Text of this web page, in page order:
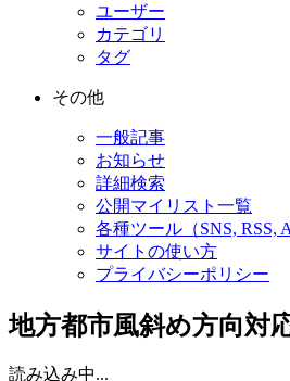
ユーザー
カテゴリ
タグ
その他
一般記事
お知らせ
詳細検索
公開マイリスト一覧
各種ツール（SNS, RSS,
サイトの使い方
プライバシーポリシー
地方都市風斜め方向対
読み込み中...